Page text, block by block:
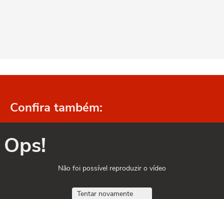
Confira também:
Ops!
Não foi possível reproduzir o vídeo
Tentar novamente